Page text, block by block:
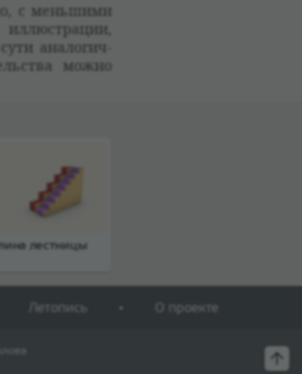
с меньшими
ана­логич­
можно
лестницы
Летопись О проекте